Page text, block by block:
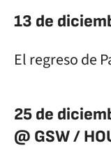
13 de
El regreso de
25 de
@ GSW /